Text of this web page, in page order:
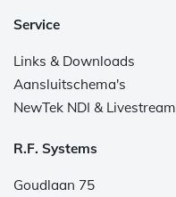
Service
Links & Downloads
Aansluitschema's
NewTek NDI & Livestream
R.F. Systems
Goudlaan 75